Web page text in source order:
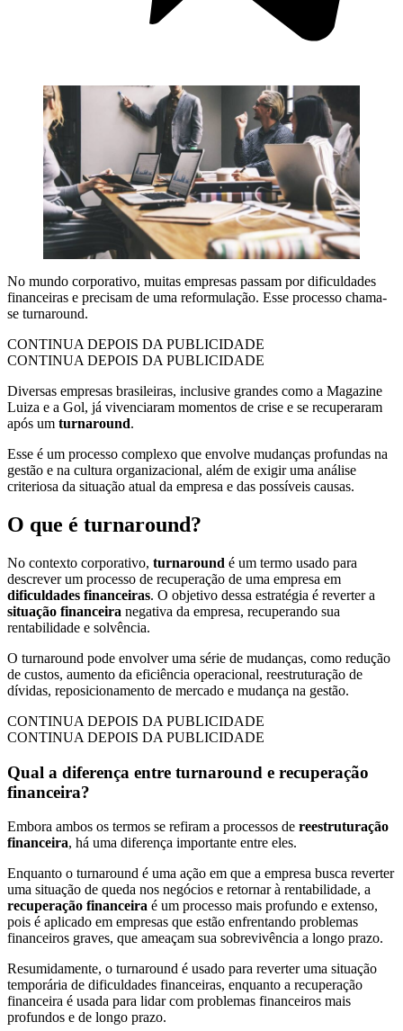
No mundo corporativo, muitas empresas passam por dificuldades
financeiras e precisam de uma reformulação. Esse processo chama-
se turnaround.
CONTINUA DEPOIS DA PUBLICIDADE
CONTINUA DEPOIS DA PUBLICIDADE
Diversas empresas brasileiras, inclusive grandes como a Magazine
Luiza e a Gol, já vivenciaram momentos de crise e se recuperaram
após um turnaround.
Esse é um processo complexo que envolve mudanças profundas na
gestão e na cultura organizacional, além de exigir uma análise
criteriosa da situação atual da empresa e das possíveis causas.
O que é turnaround?
No contexto corporativo, turnaround é um termo usado para
descrever um processo de recuperação de uma empresa em
dificuldades financeiras. O objetivo dessa estratégia é reverter a
situação financeira negativa da empresa, recuperando sua
rentabilidade e solvência.
O turnaround pode envolver uma série de mudanças, como redução
de custos, aumento da eficiência operacional, reestruturação de
dívidas, reposicionamento de mercado e mudança na gestão.
CONTINUA DEPOIS DA PUBLICIDADE
CONTINUA DEPOIS DA PUBLICIDADE
Qual a diferença entre turnaround e recuperação
financeira?
Embora ambos os termos se refiram a processos de reestruturação
financeira, há uma diferença importante entre eles.
Enquanto o turnaround é uma ação em que a empresa busca reverter
uma situação de queda nos negócios e retornar à rentabilidade, a
recuperação financeira é um processo mais profundo e extenso,
pois é aplicado em empresas que estão enfrentando problemas
financeiros graves, que ameaçam sua sobrevivência a longo prazo.
Resumidamente, o turnaround é usado para reverter uma situação
temporária de dificuldades financeiras, enquanto a recuperação
financeira é usada para lidar com problemas financeiros mais
profundos e de longo prazo.